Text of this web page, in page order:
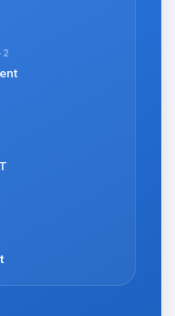
2